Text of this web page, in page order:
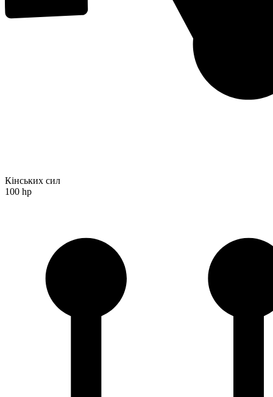
Кінських сил
100 hp